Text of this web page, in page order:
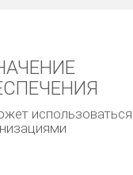
использоваться